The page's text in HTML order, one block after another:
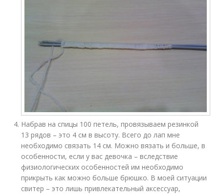
Набрав на спицы 100 петель, провязываем резинкой
13 рядов – это 4 см в высоту. Всего до лап мне
необходимо связать 14 см. Можно вязать и больше, в
особенности, если у вас девочка – вследствие
физиологических особенностей им необходимо
прикрыть как можно больше брюшко. В моей ситуации
свитер – это лишь привлекательный аксессуар,